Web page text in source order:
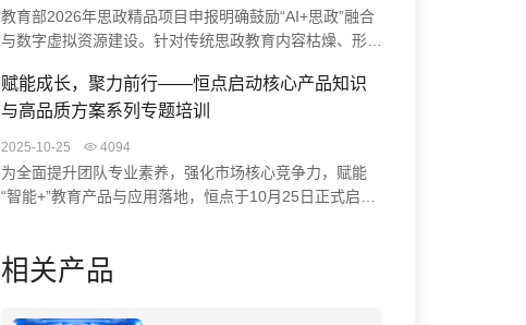
教育部2026年思政精品项目申报明确鼓励“AI+思政”融合
与数字虚拟资源建设。针对传统思政教育内容枯燥、形式
造沉浸式学习体验（如“飞夺泸定桥”虚拟实验），并借助
AI构建智慧系统与数智档案，助力高校开发思政大模型、
赋能成长，聚力前行——恒点启动核心产品知识
与高品质方案系列专题培训
2025-10-25 4094
为全面提升团队专业素养，强化市场核心竞争力，赋能
“智能+”教育产品与应用落地，恒点于10月25日正式启动
度与高品质方案的理解能力，助力业务水平与客户服务质
相关产品